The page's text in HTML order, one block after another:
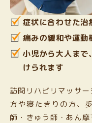
症状に合わせた治
痛みの緩和や運動
小児から大人まで
けられます
訪問リハビリマッサ
方や寝たきりの方、
師・きゅう師・あん